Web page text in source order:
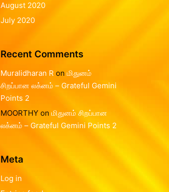
August 2020
July 2020
Recent Comments
Muralidharan R on மிதுனம்
சிறப்பான லக்னம் – Grateful Gemini
Points 2
MOORTHYon மிதுனம் சிறப்பான
லக்னம் – Grateful Gemini Points 2
Meta
Log in